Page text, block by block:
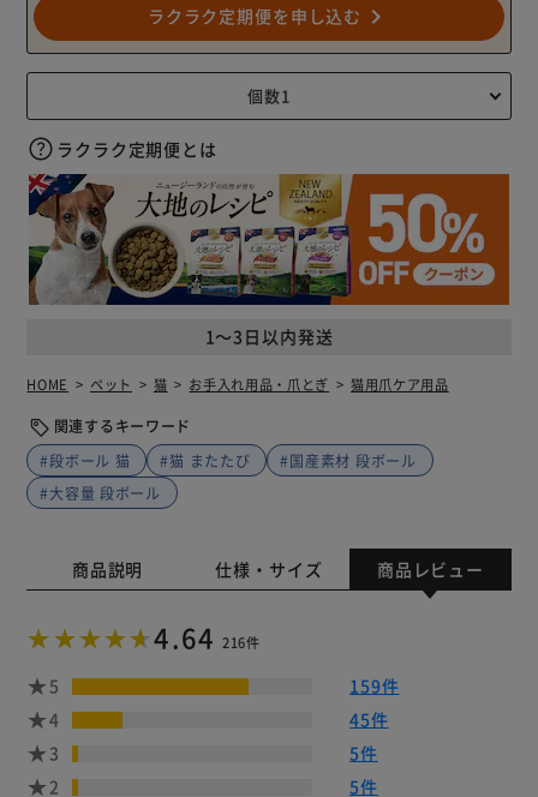
1～3日以内発送
ラクラク定期便を申し込む navigate_next
ラクラク定期便とは
HOME ペット 猫 お手入れ用品・爪とぎ 猫用爪ケア用品
関連するキーワード
#段ボール 猫
#猫 またたび
#国産素材 段ボール
#大容量 段ボール
商品説明 仕様・サイズ 商品レビュー
4.64 216件
5
159件
4
45件
3
5件
2
5件